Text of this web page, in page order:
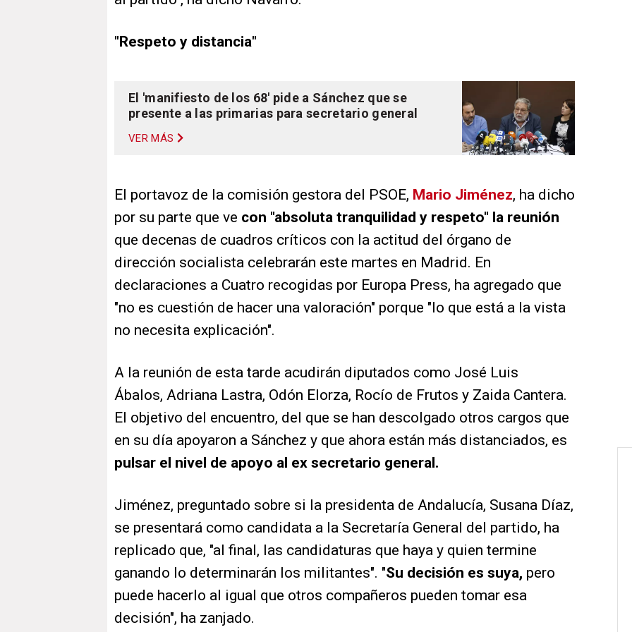
"Respeto y distancia"
El 'manifiesto de los 68' pide a Sánchez que se
presente a las primarias para secretario general
VER MÁS
El portavoz de la comisión gestora del PSOE, Mario Jiménez, ha dicho
por su parte que ve con "absoluta tranquilidad y respeto" la reunión
que decenas de cuadros críticos con la actitud del órgano de
dirección socialista celebrarán este martes en Madrid. En
declaraciones a Cuatro recogidas por Europa Press, ha agregado que
"no es cuestión de hacer una valoración" porque "lo que está a la vista
no necesita explicación".
A la reunión de esta tarde acudirán diputados como José Luis
Ábalos, Adriana Lastra, Odón Elorza, Rocío de Frutos y Zaida Cantera.
El objetivo del encuentro, del que se han descolgado otros cargos que
en su día apoyaron a Sánchez y que ahora están más distanciados, es
pulsar el nivel de apoyo al ex secretario general.
Jiménez, preguntado sobre si la presidenta de Andalucía, Susana Díaz,
se presentará como candidata a la Secretaría General del partido, ha
replicado que, "al final, las candidaturas que haya y quien termine
ganando lo determinarán los militantes". "Su decisión es suya, pero
puede hacerlo al igual que otros compañeros pueden tomar esa
decisión", ha zanjado.